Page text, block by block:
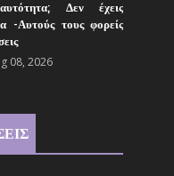
Δεν έχεις
-Αυτούς τους φορείς
08, 2026